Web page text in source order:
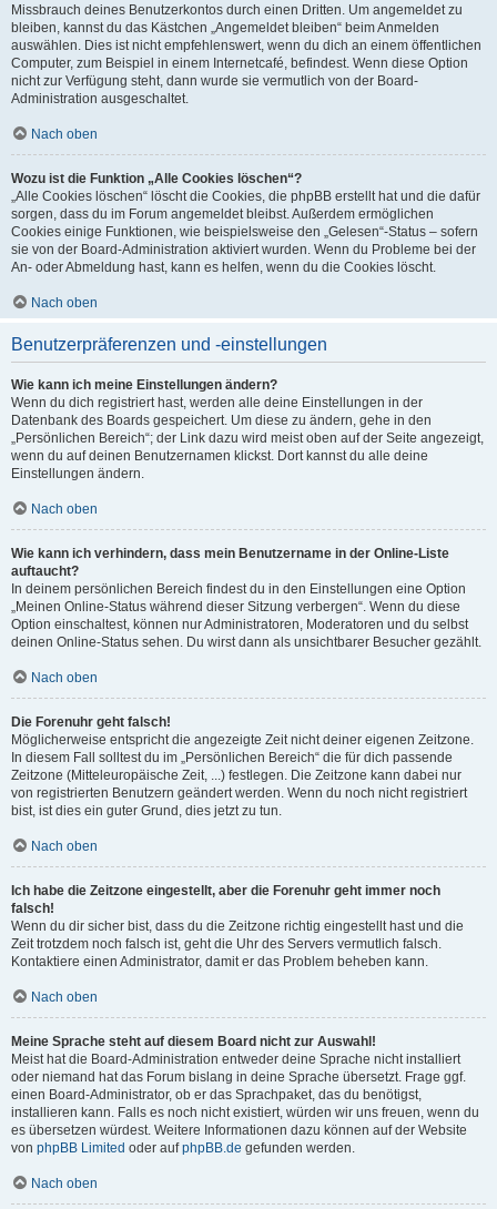
Missbrauch deines Benutzerkontos durch einen Dritten. Um angemeldet zu
bleiben, kannst du das Kästchen „Angemeldet bleiben“ beim Anmelden
auswählen. Dies ist nicht empfehlenswert, wenn du dich an einem öffentlichen
Computer, zum Beispiel in einem Internetcafé, befindest. Wenn diese Option
nicht zur Verfügung steht, dann wurde sie vermutlich von der Board-
Administration ausgeschaltet.
Nach oben
Wozu ist die Funktion „Alle Cookies löschen“?
„Alle Cookies löschen“ löscht die Cookies, die phpBB erstellt hat und die dafür
sorgen, dass du im Forum angemeldet bleibst. Außerdem ermöglichen
Cookies einige Funktionen, wie beispielsweise den „Gelesen“-Status – sofern
sie von der Board-Administration aktiviert wurden. Wenn du Probleme bei der
An- oder Abmeldung hast, kann es helfen, wenn du die Cookies löscht.
Nach oben
Benutzerpräferenzen und -einstellungen
Wie kann ich meine Einstellungen ändern?
Wenn du dich registriert hast, werden alle deine Einstellungen in der
Datenbank des Boards gespeichert. Um diese zu ändern, gehe in den
„Persönlichen Bereich“; der Link dazu wird meist oben auf der Seite angezeigt,
wenn du auf deinen Benutzernamen klickst. Dort kannst du alle deine
Einstellungen ändern.
Nach oben
Wie kann ich verhindern, dass mein Benutzername in der Online-Liste
auftaucht?
In deinem persönlichen Bereich findest du in den Einstellungen eine Option
„Meinen Online-Status während dieser Sitzung verbergen“. Wenn du diese
Option einschaltest, können nur Administratoren, Moderatoren und du selbst
deinen Online-Status sehen. Du wirst dann als unsichtbarer Besucher gezählt.
Nach oben
Die Forenuhr geht falsch!
Möglicherweise entspricht die angezeigte Zeit nicht deiner eigenen Zeitzone.
In diesem Fall solltest du im „Persönlichen Bereich“ die für dich passende
Zeitzone (Mitteleuropäische Zeit, ...) festlegen. Die Zeitzone kann dabei nur
von registrierten Benutzern geändert werden. Wenn du noch nicht registriert
bist, ist dies ein guter Grund, dies jetzt zu tun.
Nach oben
Ich habe die Zeitzone eingestellt, aber die Forenuhr geht immer noch
falsch!
Wenn du dir sicher bist, dass du die Zeitzone richtig eingestellt hast und die
Zeit trotzdem noch falsch ist, geht die Uhr des Servers vermutlich falsch.
Kontaktiere einen Administrator, damit er das Problem beheben kann.
Nach oben
Meine Sprache steht auf diesem Board nicht zur Auswahl!
Meist hat die Board-Administration entweder deine Sprache nicht installiert
oder niemand hat das Forum bislang in deine Sprache übersetzt. Frage ggf.
einen Board-Administrator, ob er das Sprachpaket, das du benötigst,
installieren kann. Falls es noch nicht existiert, würden wir uns freuen, wenn du
es übersetzen würdest. Weitere Informationen dazu können auf der Website
von phpBB Limited oder aufphpBB.de gefunden werden.
Nach oben